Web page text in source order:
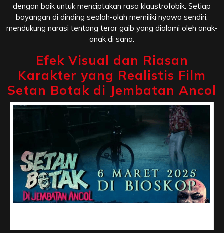
dengan baik untuk menciptakan rasa klaustrofobik. Setiap
bayangan di dinding seolah-olah memiliki nyawa sendiri,
mendukung narasi tentang teror gaib yang dialami oleh anak-
anak di sana.
Efek Visual dan Riasan
Karakter yang Realistis Film
Setan Botak di Jembatan Ancol